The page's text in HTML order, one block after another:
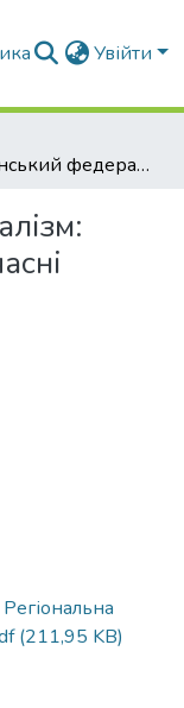
Увійти
Американський федералізм: етапи становлення, сучасні проблеми
(211,95 KB)